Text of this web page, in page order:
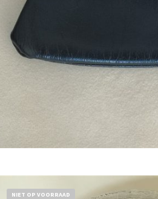
NIET OP VOORRAAD